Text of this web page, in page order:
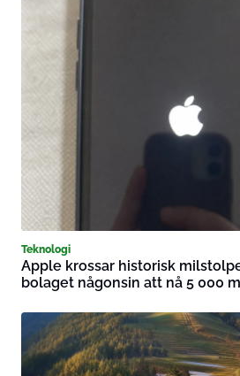
Teknologi
Apple krossar historisk
bolaget någonsin att nå 5 000